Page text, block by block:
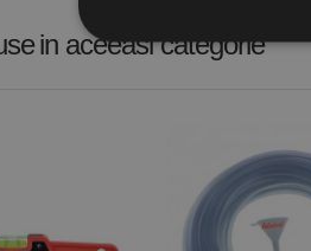
in aceeasi categorie
contului. Site-ul web nu
Nume
CookieScriptConsent